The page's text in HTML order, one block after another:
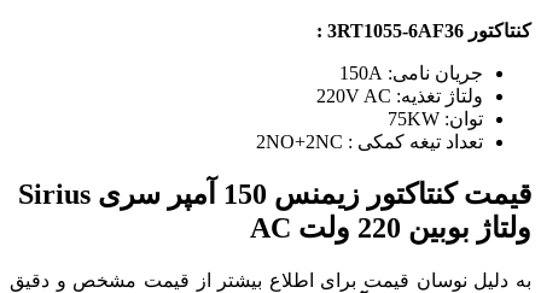
کنتاکتور 3RT1055-6AF36 :
جریان نامی: 150A
ولتاژ تغذیه: 220V AC
توان: 75KW
تعداد تیغه کمکی : 2NO+2NC
قیمت کنتاکتور زیمنس 150 آمپر سری Sirius
ولتاژ بوبین 220 ولت AC
به دلیل نوسان قیمت برای اطلاع بیشتر از قیمت مشخص و دقیق